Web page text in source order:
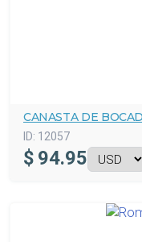
CANASTA DE
ID: 12057
$ 94.95